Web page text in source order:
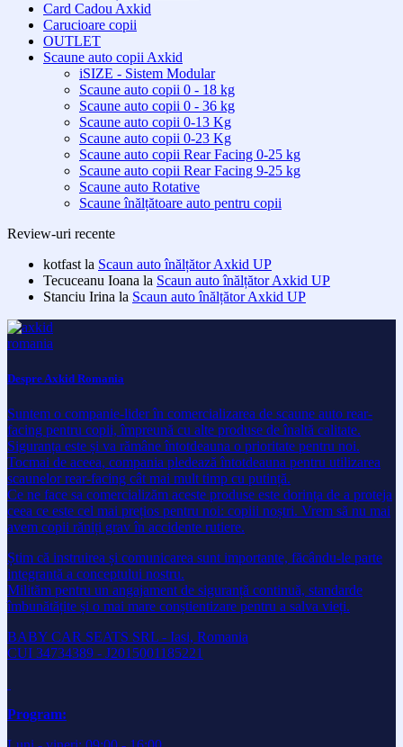
Card Cadou Axkid
Carucioare copii
OUTLET
Scaune auto copii Axkid
iSIZE - Sistem Modular
Scaune auto copii 0 - 18 kg
Scaune auto copii 0 - 36 kg
Scaune auto copii 0-13 Kg
Scaune auto copii 0-23 Kg
Scaune auto copii Rear Facing 0-25 kg
Scaune auto copii Rear Facing 9-25 kg
Scaune auto Rotative
Scaune înălțătoare auto pentru copii
Review-uri recente
kotfast la Scaun auto înălțător Axkid UP
Tecuceanu Ioana la Scaun auto înălțător Axkid UP
Stanciu Irina la Scaun auto înălțător Axkid UP
Despre Axkid Romania
Suntem o companie-lider în comercializarea de scaune auto rear-
facing pentru copii, împreună cu alte produse de înaltă calitate.
Siguranța este și va rămâne întotdeauna o prioritate pentru noi.
Tocmai de aceea, compania pledează întotdeauna pentru utilizarea
scaunelor rear-facing cât mai mult timp cu putință.
Ce ne face sa comercializăm aceste produse este dorința de a proteja
ceea ce este cel mai prețios pentru noi: copiii noștri. Vrem să nu mai
avem copii răniți grav în accidente rutiere.
Știm că instruirea și comunicarea sunt importante, făcându-le parte
integrantă a conceptului nostru.
Milităm pentru un angajament de siguranță continuă, standarde
îmbunătățite și o mai mare conștientizare pentru a salva vieți.
BABY CAR SEATS SRL - Iasi, Romania
CUI 34734389 - J2015001185221
Program: